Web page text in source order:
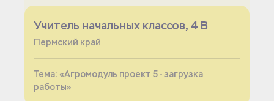
Учитель начальных классов, 4 В
Пермский край
Тема: «Агромодуль проект 5 - загрузка
работы»